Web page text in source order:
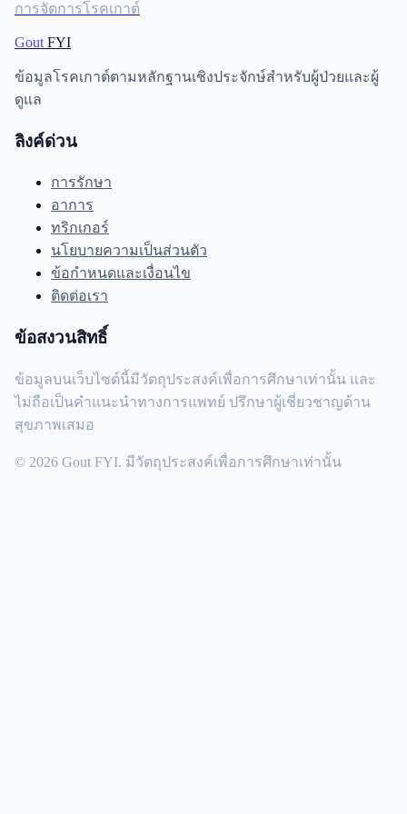
การจัดการโรคเกาต์
Gout FYI
ข้อมูลโรคเกาต์ตามหลักฐานเชิงประจักษ์สำหรับผู้ป่วยและผู้
ดูแล
ลิงค์ด่วน
การรักษา
อาการ
ทริกเกอร์
นโยบายความเป็นส่วนตัว
ข้อกำหนดและเงื่อนไข
ติดต่อเรา
ข้อสงวนสิทธิ์
ข้อมูลบนเว็บไซต์นี้มีวัตถุประสงค์เพื่อการศึกษาเท่านั้น และ
ไม่ถือเป็นคำแนะนำทางการแพทย์ ปรึกษาผู้เชี่ยวชาญด้าน
สุขภาพเสมอ
© 2026 Gout FYI. มีวัตถุประสงค์เพื่อการศึกษาเท่านั้น